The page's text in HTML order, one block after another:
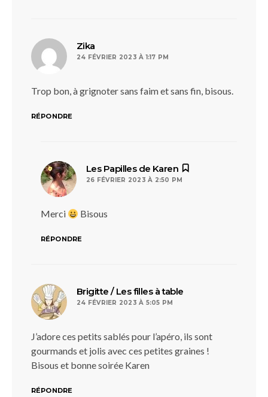
Zika
24 FÉVRIER 2023 À 1:17 PM
Trop bon, à grignoter sans faim et sans fin, bisous.
RÉPONDRE
Les Papilles de Karen
26 FÉVRIER 2023 À 2:50 PM
Merci Bisous
RÉPONDRE
Brigitte / Les filles à table
24 FÉVRIER 2023 À 5:05 PM
J’adore ces petits sablés pour l’apéro, ils sont
gourmands et jolis avec ces petites graines !
Bisous et bonne soirée Karen
RÉPONDRE